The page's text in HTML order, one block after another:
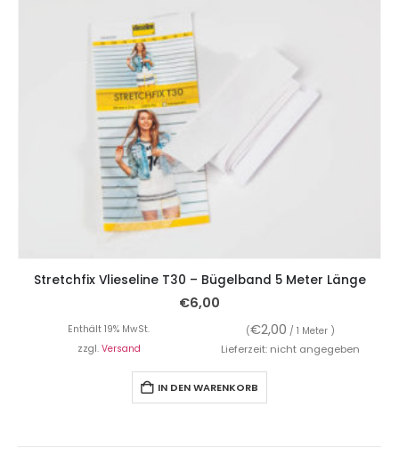
Stretchfix Vlieseline T30 – Bügelband 5 Meter Länge
€6,00
Enthält 19% MwSt. (€2,00 / 1 Meter )
zzgl. Versand Lieferzeit: nicht angegeben
IN DEN WARENKORB